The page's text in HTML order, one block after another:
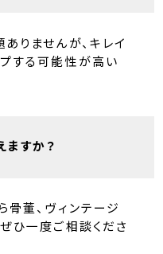
りませんが、キレイ
する可能性が高い
ますか？
骨董、ヴィンテージ
ひ一度ご相談くださ